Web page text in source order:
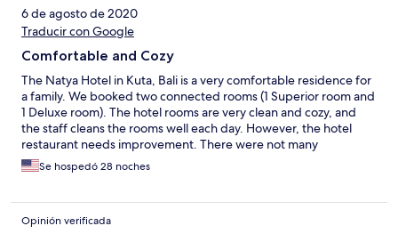
6 de agosto de 2020
Traducir con Google
Comfortable and Cozy
The Natya Hotel in Kuta, Bali is a very comfortable residence for
a family. We booked two connected rooms (1 Superior room and
1 Deluxe room). The hotel rooms are very clean and cozy, and
the staff cleans the rooms well each day. However, the hotel
restaurant needs improvement. There were not many
restaurant workers at the hotel in July, which caused many
delays at breakfast. We'll book this hotel again.
Se hospedó 28 noches
Opinión verificada